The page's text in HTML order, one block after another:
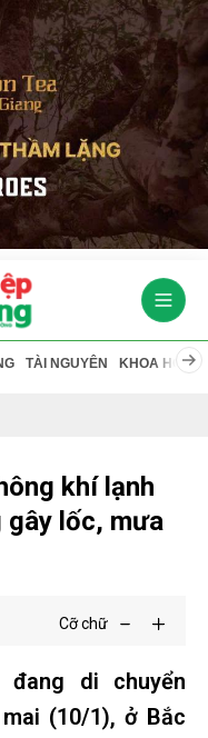
TÀI NGUYÊN KHOA HỌC
khí lạnh
gây lốc, mưa
Cỡ chữ
đang di chuyển
(10/1), ở Bắc